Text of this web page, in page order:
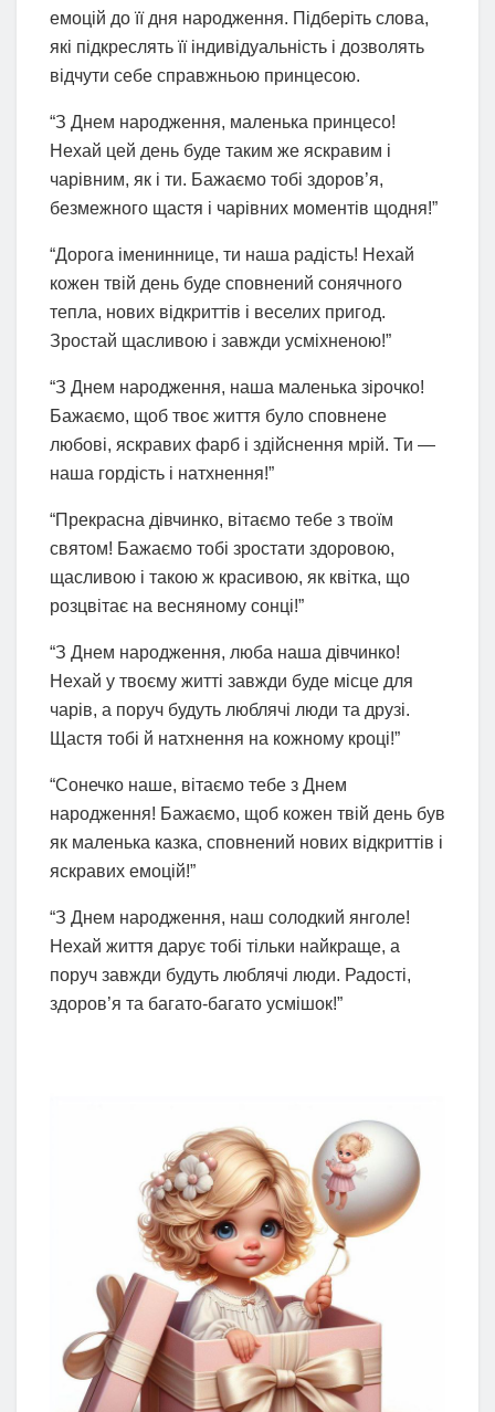
емоцій до її дня народження. Підберіть слова,
які підкреслять її індивідуальність і дозволять
відчути себе справжньою принцесою.
“З Днем народження, маленька принцесо!
Нехай цей день буде таким же яскравим і
чарівним, як і ти. Бажаємо тобі здоров’я,
безмежного щастя і чарівних моментів щодня!”
“Дорога імениннице, ти наша радість! Нехай
кожен твій день буде сповнений сонячного
тепла, нових відкриттів і веселих пригод.
Зростай щасливою і завжди усміхненою!”
“З Днем народження, наша маленька зірочко!
Бажаємо, щоб твоє життя було сповнене
любові, яскравих фарб і здійснення мрій. Ти —
наша гордість і натхнення!”
“Прекрасна дівчинко, вітаємо тебе з твоїм
святом! Бажаємо тобі зростати здоровою,
щасливою і такою ж красивою, як квітка, що
розцвітає на весняному сонці!”
“З Днем народження, люба наша дівчинко!
Нехай у твоєму житті завжди буде місце для
чарів, а поруч будуть люблячі люди та друзі.
Щастя тобі й натхнення на кожному кроці!”
“Сонечко наше, вітаємо тебе з Днем
народження! Бажаємо, щоб кожен твій день був
як маленька казка, сповнений нових відкриттів і
яскравих емоцій!”
“З Днем народження, наш солодкий янголе!
Нехай життя дарує тобі тільки найкраще, а
поруч завжди будуть люблячі люди. Радості,
здоров’я та багато-багато усмішок!”